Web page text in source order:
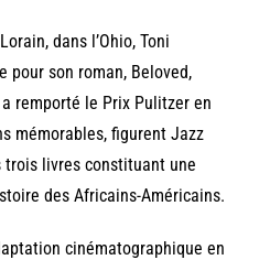
dans l’Ohio, Toni
pour son roman, Beloved,
remporté le Prix Pulitzer en
mémorables, figurent Jazz
trois livres constituant une
des Africains-Américains.
cinématographique en